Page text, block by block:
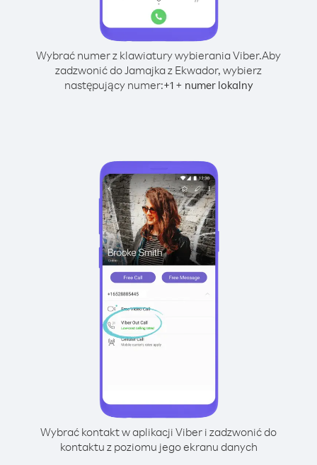
Wybrać numer z klawiatury wybierania Viber.Aby
zadzwonić do Jamajka z Ekwador, wybierz
następujący numer:+1+ numer lokalny
Wybrać kontakt w aplikacji Viber i zadzwonić do
kontaktu z poziomu jego ekranu danych